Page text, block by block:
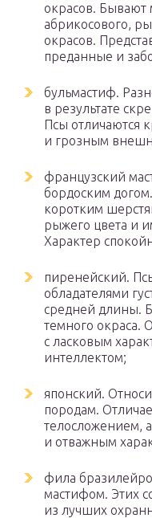
окрасов. Бывают
абрикосового,
окрасов.
преданные и
бульмастиф.
в результате
Псы отличаются
и грозным
французский
бордоским
коротким
рыжего цвета и
Характер
пиренейский.
обладателями
средней длины.
темного
с ласковым
интеллектом;
японский.
породам.
телосложением,
и отважным
фила
мастифом. Этих
из лучших